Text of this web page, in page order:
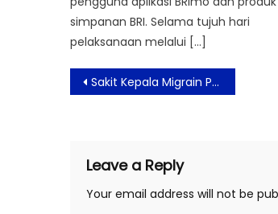
simpanan BRI. Selama tujuh hari
pelaksanaan melalui […]
Post
navigation
Sakit Kepala Migrain Pengaruhi Siklus Tidur
Leave a Reply
Your email address will not be